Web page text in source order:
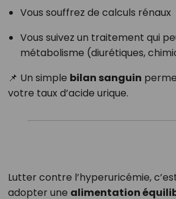
Vous souffrez de calculs rénaux
Vous suivez un traitement qui
métabolisme (diurétiques,
📌 Un simple bilan sanguin
votre taux d’acide urique.
Lutter contre l’hyperuricémie,
adopter une alimentation